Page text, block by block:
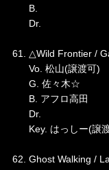
B.
Dr.
61. △Wild Frontier /
Vo. 松山(譲渡可)
G. 佐々木☆
B. アフロ高田
Dr.
Key. はっしー(譲
62. Ghost Walking /